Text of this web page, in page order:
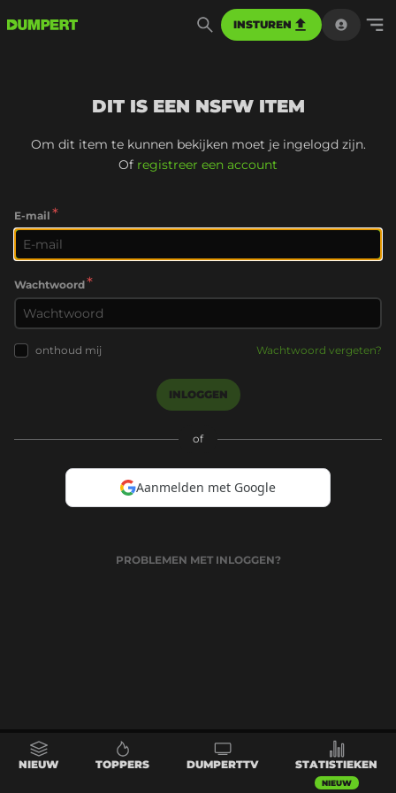
INSTUREN
DIT IS EEN NSFW ITEM
Om dit item te kunnen bekijken moet je ingelogd zijn.
Of registreer een account
E-mail *
Wachtwoord*
onthoud mij Wachtwoord vergeten?
INLOGGEN
of
Aanmelden met Google
PROBLEMEN MET INLOGGEN?
NIEUW TOPPERS DUMPERTTV STATISTIEKEN
NIEUW